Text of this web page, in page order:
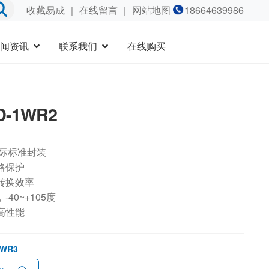
收藏易成｜ 在线留言｜ 网站地图 18664639986
资讯 联系我们 在线购买
1WR2
标准封装
保护
换效率
-40~+105度
性能